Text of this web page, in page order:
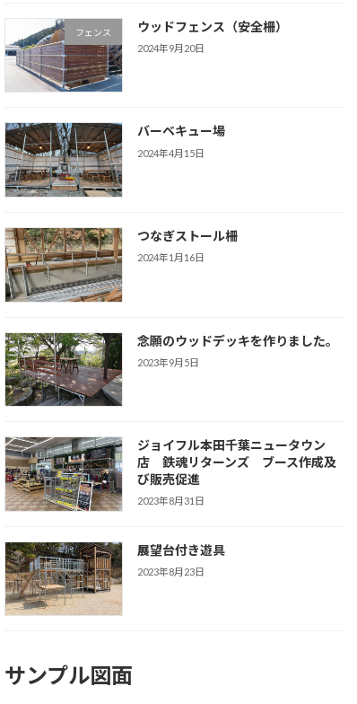
フェンス ウッドフェンス（安全柵）
2024年9月20日
バーベキュー場
2024年4月15日
つなぎストール柵
2024年1月16日
念願のウッドデッキを作りました。
2023年9月5日
ジョイフル本田千葉ニュータウン
店 鉄魂リターンズ ブース作成及
び販売促進
2023年8月31日
展望台付き遊具
2023年8月23日
サンプル図面